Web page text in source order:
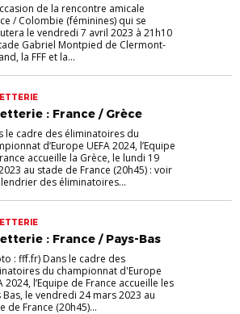
de la rencontre amicale
/ Colombie (féminines) qui se
le vendredi 7 avril 2023 à 21h10
Gabriel Montpied de Clermont-
la FFF et la...
: France / Grèce
le cadre des éliminatoires du
d’Europe UEFA 2024, l’Equipe
accueille la Grèce, le lundi 19
au stade de France (20h45) : voir
des éliminatoires...
: France / Pays-Bas
: fff.fr) Dans le cadre des
du championnat d'Europe
2024, l’Equipe de France accueille les
Bas, le vendredi 24 mars 2023 au
de France (20h45)...